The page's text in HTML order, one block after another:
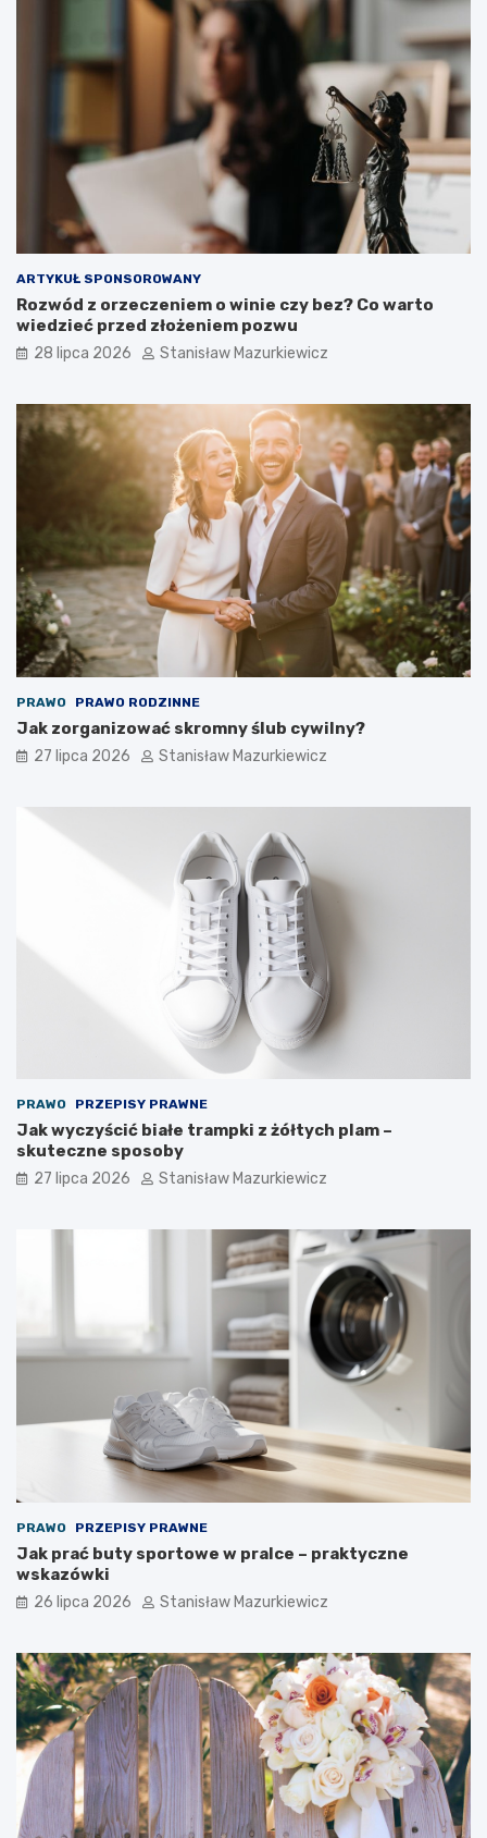
ARTYKUŁ SPONSOROWANY
Rozwód z orzeczeniem o winie czy bez? Co warto
wiedzieć przed złożeniem pozwu
28 lipca 2026 Stanisław Mazurkiewicz
PRAWO PRAWO RODZINNE
Jak zorganizować skromny ślub cywilny?
27 lipca 2026 Stanisław Mazurkiewicz
PRAWO PRZEPISY PRAWNE
Jak wyczyścić białe trampki z żółtych plam –
skuteczne sposoby
27 lipca 2026 Stanisław Mazurkiewicz
PRAWO PRZEPISY PRAWNE
Jak prać buty sportowe w pralce – praktyczne
wskazówki
26 lipca 2026 Stanisław Mazurkiewicz